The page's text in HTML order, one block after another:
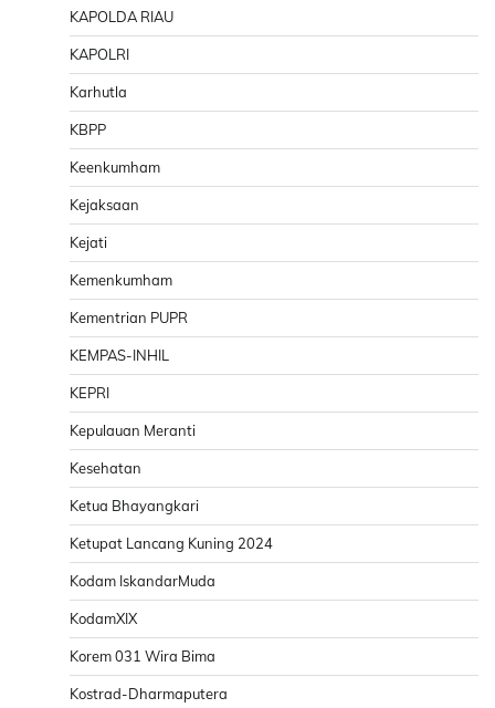
KAPOLDA RIAU
KAPOLRI
Karhutla
KBPP
Keenkumham
Kejaksaan
Kejati
Kemenkumham
Kementrian PUPR
KEMPAS-INHIL
KEPRI
Kepulauan Meranti
Kesehatan
Ketua Bhayangkari
Ketupat Lancang Kuning 2024
Kodam IskandarMuda
KodamXIX
Korem 031 Wira Bima
Kostrad-Dharmaputera